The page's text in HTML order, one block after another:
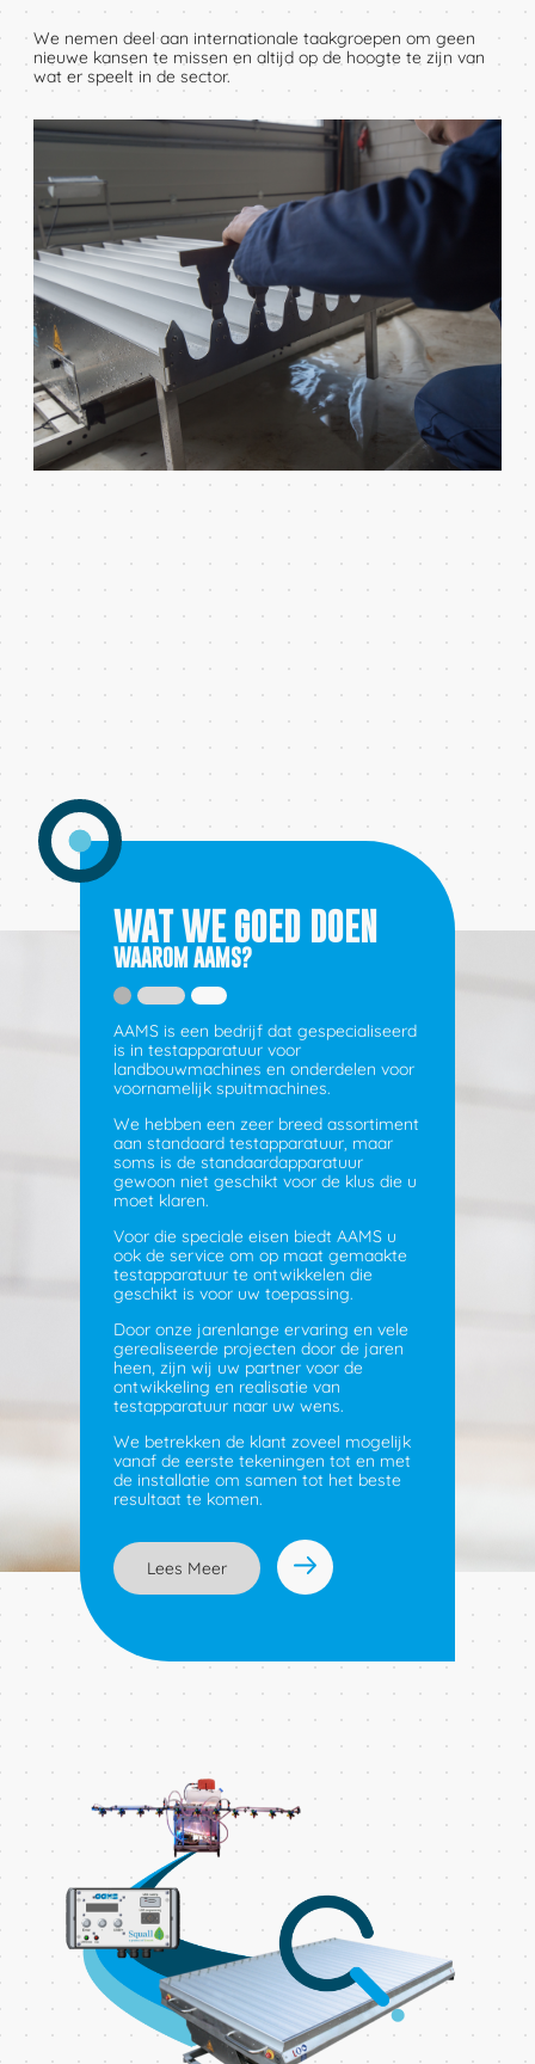
Telefoon
Email
We nemen deel aan internationale taakgroepen om geen
nieuwe kansen te missen en altijd op de hoogte te zijn van
wat er speelt in de sector.
WAT WE GOED DOEN
WAAROM AAMS?
AAMS is een bedrijf dat gespecialiseerd
is in testapparatuur voor
landbouwmachines en onderdelen voor
voornamelijk spuitmachines.
We hebben een zeer breed assortiment
aan standaard testapparatuur, maar
soms is de standaardapparatuur
gewoon niet geschikt voor de klus die u
moet klaren.
Voor die speciale eisen biedt AAMS u
ook de service om op maat gemaakte
testapparatuur te ontwikkelen die
geschikt is voor uw toepassing.
Door onze jarenlange ervaring en vele
gerealiseerde projecten door de jaren
heen, zijn wij uw partner voor de
ontwikkeling en realisatie van
testapparatuur naar uw wens.
We betrekken de klant zoveel mogelijk
vanaf de eerste tekeningen tot en met
de installatie om samen tot het beste
resultaat te komen.
Lees Meer